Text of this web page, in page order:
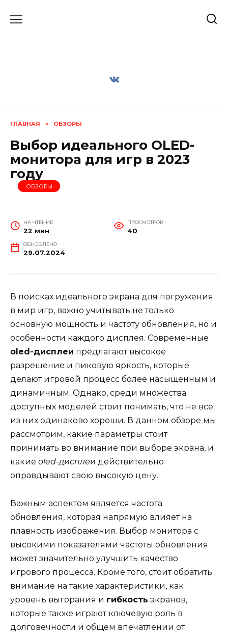
ГЛАВНАЯ » ОБЗОРЫ
Выбор идеального OLED-
монитора для игр в 2023
году
ОБЗОРЫ
НА ЧТЕНИЕ
22 мин
ПРОСМОТРОВ
40
ОБНОВЛЕНО
29.07.2024
В поисках идеального экрана для погружения
в мир игр, важно учитывать не только
основную мощность и частоту обновления, но и
особенности каждого дисплея. Современные
oled-дисплеи предлагают высокое
разрешение и пиковую яркость, которые
делают игровой процесс более насыщенным и
динамичным. Однако, среди множества
доступных моделей стоит понимать, что не все
из них одинаково хороши. В данном обзоре мы
рассмотрим, какие параметры стоит
принимать во внимание при выборе экрана, и
какие oled-дисплеи действительно
оправдывают свою высокую цену.
Важным аспектом является частота
обновления, которая напрямую влияет на
плавность изображения. Выбор монитора с
высокими показателями частоты обновления
может значительно улучшить качество
игрового процесса. Кроме того, стоит обратить
внимание на такие характеристики, как
уровень выгорания и гибкость экранов,
которые также играют ключевую роль в
долговечности и общем впечатлении от